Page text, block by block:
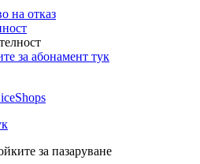
на отказ
за абонамент тук
за пазаруване